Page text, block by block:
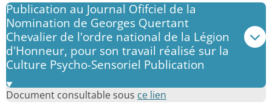
Publication au Journal Ofifciel de la
Nomination de Georges Quertant
Chevalier de l'ordre national de la Légion
d'Honneur, pour son travail réalisé sur la
Culture Psycho-Sensoriel Publication
Document consultable sous ce lien